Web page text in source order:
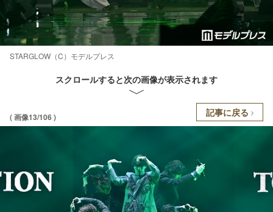
STARGLOW（C）モデルプレス
スクロールすると次の画像が表示されます
( 画像13/106 ) 記事に戻る